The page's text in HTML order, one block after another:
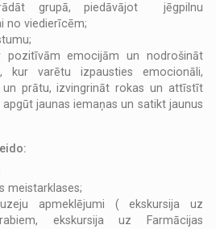
grupā, piedāvājot jēgpilnu
no viedierīcēm;
pozitīvām emocijām un nodrošināt
kur varētu izpausties emocionāli,
un prātu, izvingrināt rokas un attīstīt
jaunas iemaņas un satikt jaunus
meistarklases;
apmeklējumi ( ekskursija uz
ekskursija uz Farmācijas